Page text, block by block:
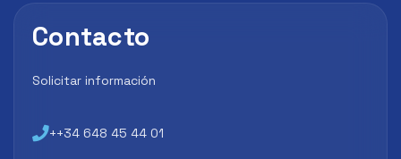
Contacto
Solicitar información
++34 648 45 44 01